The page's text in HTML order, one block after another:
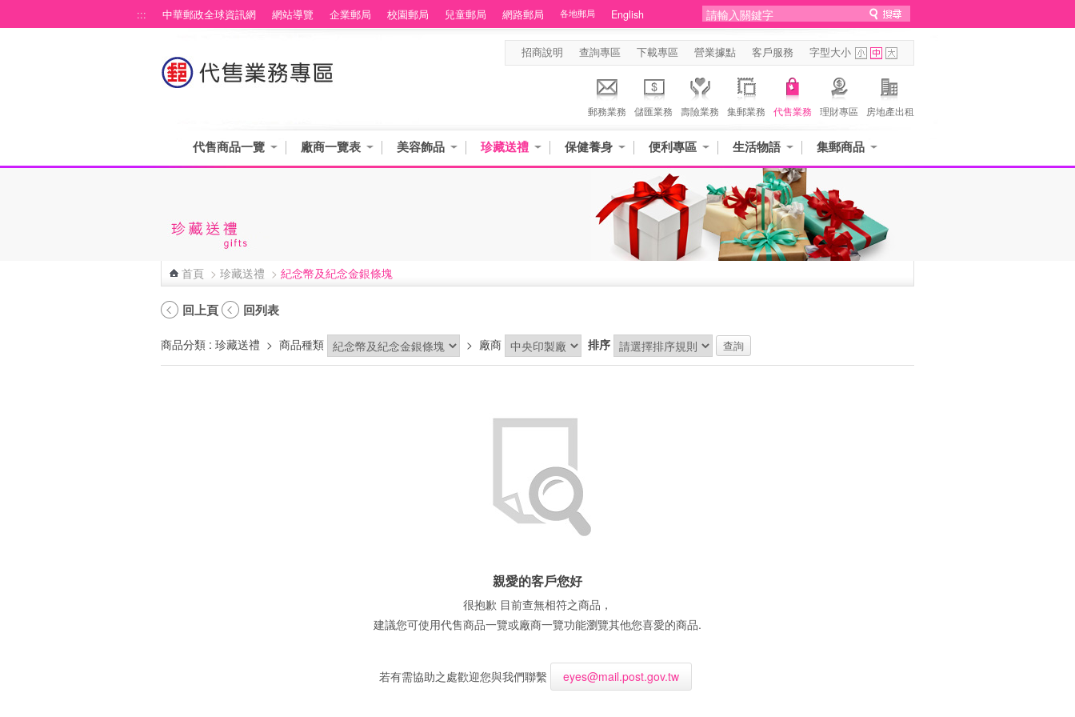
::: 中華郵政全球資訊網 網站導覽 企業郵局 校園郵局 兒童郵局 網路郵局 各地郵局 English
招商說明 查詢專區 下載專區 營業據點 客戶服務 字型大小
郵務業務 儲匯業務 壽險業務 集郵業務 代售業務 理財專區 房地產出租
代售商品一覽 廠商一覽表 美容飾品 珍藏送禮 保健養身 便利專區 生活物語 集郵商品
首頁 > 珍藏送禮 > 紀念幣及紀念金銀條塊
回上頁 回列表
商品分類 : 珍藏送禮 > 商品種類 > 廠商 排序
親愛的客戶您好
很抱歉 目前查無相符之商品，
建議您可使用代售商品一覽或廠商一覽功能瀏覽其他您喜愛的商品.
若有需協助之處歡迎您與我們聯繫 eyes@mail.post.gov.tw